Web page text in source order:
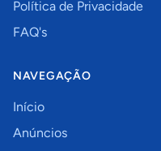
Política de Privacidade
FAQ's
NAVEGAÇÃO
Início
Anúncios